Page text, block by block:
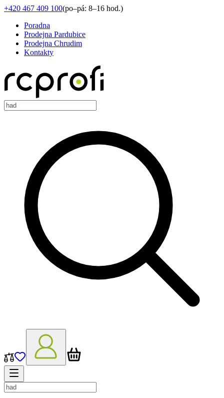
+420 467 409 100(po–pá: 8–16 hod.)
Poradna
Prodejna Pardubice
Prodejna Chrudim
Kontakty